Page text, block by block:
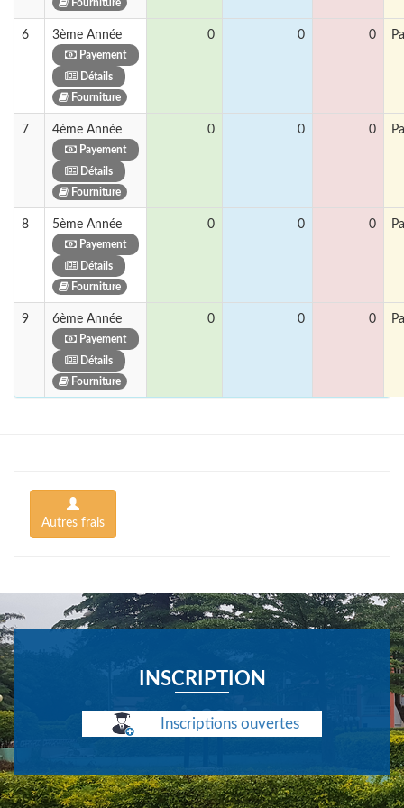
Fourniture
6 3ème Année
Payement
Détails
Fourniture
0 0 0
7 4ème Année
Payement
Détails
Fourniture
0 0 0
8 5ème Année
Payement
Détails
Fourniture
0 0 0
9 6ème Année
Payement
Détails
Fourniture
0 0 0
Autres frais
INSCRIPTION
Inscriptions ouvertes